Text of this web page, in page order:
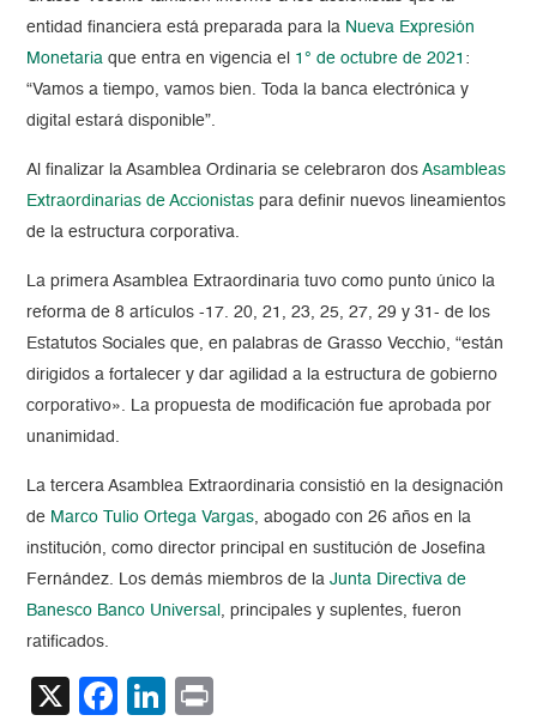
entidad financiera está preparada para la Nueva Expresión
Monetaria que entra en vigencia el 1° de octubre de 2021 :
“Vamos a tiempo, vamos bien. Toda la banca electrónica y
digital estará disponible”.
Al finalizar la Asamblea Ordinaria se celebraron dosAsambleas
Extraordinarias de Accionistas para definir nuevos lineamientos
de la estructura corporativa.
La primera Asamblea Extraordinaria tuvo como punto único la
reforma de 8 artículos -17. 20, 21, 23, 25, 27, 29 y 31- de los
Estatutos Sociales que, en palabras de Grasso Vecchio, “están
dirigidos a fortalecer y dar agilidad a la estructura de gobierno
corporativo». La propuesta de modificación fue aprobada por
unanimidad.
La tercera Asamblea Extraordinaria consistió en la designación
de Marco Tulio Ortega Vargas, abogado con 26 años en la
institución, como director principal en sustitución de Josefina
Fernández. Los demás miembros de laJunta Directiva de
Banesco Banco Universal , principales y suplentes, fueron
ratificados.
X Facebook
LinkedIn